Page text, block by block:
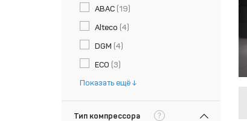
ABAC (19)
Alteco (4)
DGM (4)
ECO (3)
Показать ещё
Тип компрессора ?